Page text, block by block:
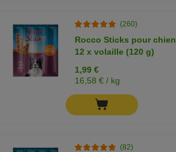
(260)
Rocco Sticks pour chien
12 x volaille (120 g)
1,99 €
16,58 € / kg
(82)